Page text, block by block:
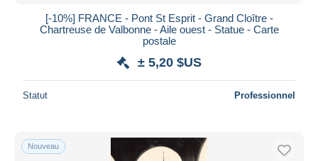
[-10%] FRANCE - Pont St Esprit - Grand Cloître -
Chartreuse de Valbonne - Aile ouest - Statue - Carte
postale
± 5,20 $US
Statut Professionnel
Nouveau